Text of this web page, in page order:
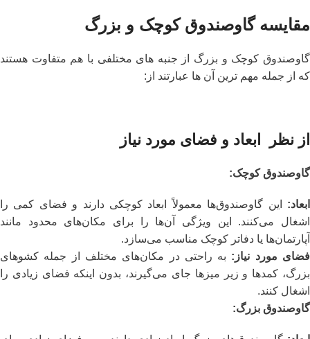
مقایسه گاوصندوق کوچک و بزرگ
گاوصندوق کوچک و بزرگ از جنبه های مختلفی با هم متفاوت هستند
که از جمله مهم ترین آن ها عبارتند از:
از نظر ابعاد و فضای مورد نیاز
گاوصندوق کوچک:
ابعاد: این گاوصندوق‌ها معمولاً ابعاد کوچکی دارند و فضای کمی را
اشغال می‌کنند. این ویژگی آن‌ها را برای مکان‌های محدود مانند
آپارتمان‌ها یا دفاتر کوچک مناسب می‌سازد.
فضای مورد نیاز : به راحتی در مکان‌های مختلف از جمله کشوهای
بزرگ، کمدها و زیر میزها جای می‌گیرند، بدون اینکه فضای زیادی را
اشغال کنند.
گاوصندوق بزرگ: